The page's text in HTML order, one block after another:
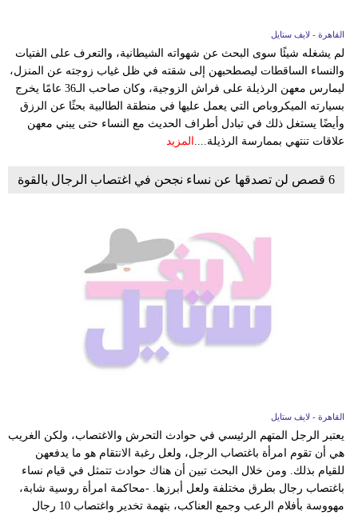
القاهرة - لايف ستايل
لم يشغله شيئًا سوى البحث عن شهواته الشيطانية، والتعرف على الفتيات
والنساء الساقطات ليصطحبهن إلى شقته في ظل غياب زوجته عن المنزل،
ليمارس معهن الرذيلة على فراش الزوجية، وكان صاحب الـ36 عامًا يخرج
بسيارته الميكروباص التي يعمل عليها في منطقة الطالبية بحثًا عن الرزق
وأيضًا يستغل ذلك في تبادل أطراف الحديث مع النساء حتى يبني معهن
علاقات تنتهي بممارسة الرذيلة.... المزيد
6 قصص لن تصدقها عن نساء نجحن في اغتصاب الرجال بالقوة
القاهرة - لايف ستايل
يعتبر الرجل المتهم الرئيسي في حوادث التحرش والاغتصاب، ولكن الغريب
هي أن تقوم امرأة باغتصاب الرجل، ولعل رغبة الانتقام هو ما يدفعهن
للقيام بذلك. ومن خلال البحث تبين أن هناك حوادث تتمثل في قيام نساء
باغتصاب رجال بطرق مختلفة ولعل أبرزها. -محاكمة امرأة روسية شابة،
مهووسة بأفلام الرعب وجمع العناكب، بتهمة تخدير واغتصاب 10 رجال